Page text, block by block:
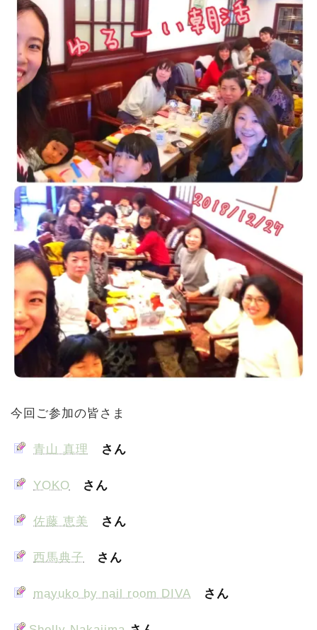
今回ご参加の皆さま
青山 真理 さん
YOKO さん
佐藤 恵美 さん
西馬典子 さん
mayuko by nail room DIVA さん